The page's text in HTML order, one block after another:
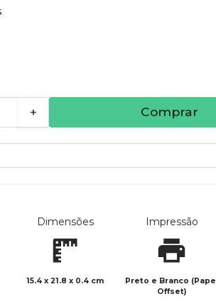
+ Comprar
Dimensões
15.4 x 21.8 x 0.4 cm
Impressão
Preto e Branco (Papel
Offset)